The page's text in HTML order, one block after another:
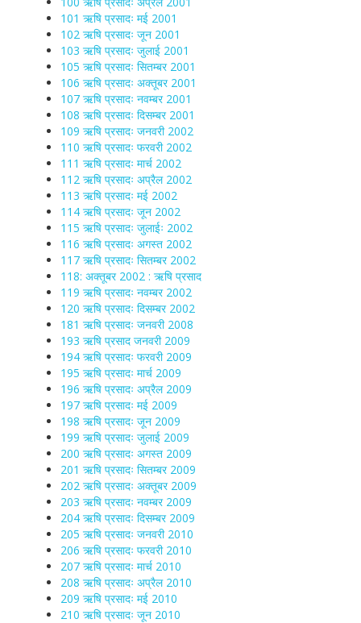
101 ऋषि प्रसादः मई 2001
102 ऋषि प्रसादः जून 2001
103 ऋषि प्रसादः जुलाई 2001
105 ऋषि प्रसादः सितम्बर 2001
106 ऋषि प्रसादः अक्तूबर 2001
107 ऋषि प्रसादः नवम्बर 2001
108 ऋषि प्रसादः दिसम्बर 2001
109 ऋषि प्रसादः जनवरी 2002
110 ऋषि प्रसादः फरवरी 2002
111 ऋषि प्रसादः मार्च 2002
112 ऋषि प्रसादः अप्रैल 2002
113 ऋषि प्रसादः मई 2002
114 ऋषि प्रसादः जून 2002
115 ऋषि प्रसादः जुलाईः 2002
116 ऋषि प्रसादः अगस्त 2002
117 ऋषि प्रसादः सितम्बर 2002
118: अक्तूबर 2002 : ऋषि प्रसाद
119 ऋषि प्रसादः नवम्बर 2002
120 ऋषि प्रसादः दिसम्बर 2002
181 ऋषि प्रसादः जनवरी 2008
193 ऋषि प्रसाद जनवरी 2009
194 ऋषि प्रसादः फरवरी 2009
195 ऋषि प्रसादः मार्च 2009
196 ऋषि प्रसादः अप्रैल 2009
197 ऋषि प्रसादः मई 2009
198 ऋषि प्रसादः जून 2009
199 ऋषि प्रसादः जुलाई 2009
200 ऋषि प्रसादः अगस्त 2009
201 ऋषि प्रसादः सितम्बर 2009
202 ऋषि प्रसादः अक्तूबर 2009
203 ऋषि प्रसादः नवम्बर 2009
204 ऋषि प्रसादः दिसम्बर 2009
205 ऋषि प्रसादः जनवरी 2010
206 ऋषि प्रसादः फरवरी 2010
207 ऋषि प्रसादः मार्च 2010
208 ऋषि प्रसादः अप्रैल 2010
209 ऋषि प्रसादः मई 2010
210 ऋषि प्रसादः जून 2010